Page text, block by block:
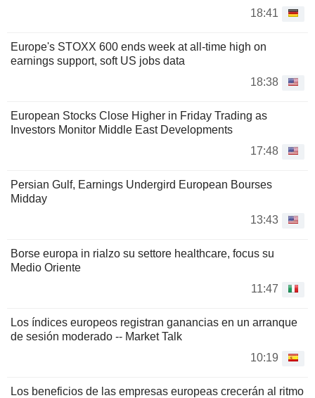
18:41
Europe's STOXX 600 ends week at all-time high on
earnings support, soft US jobs data
18:38
European Stocks Close Higher in Friday Trading as
Investors Monitor Middle East Developments
17:48
Persian Gulf, Earnings Undergird European Bourses
Midday
13:43
Borse europa in rialzo su settore healthcare, focus su
Medio Oriente
11:47
Los índices europeos registran ganancias en un arranque
de sesión moderado -- Market Talk
10:19
Los beneficios de las empresas europeas crecerán al ritmo